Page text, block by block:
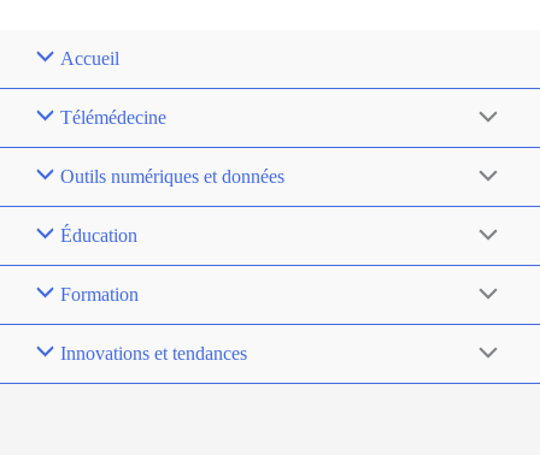
Accueil
Télémédecine
Outils numériques et données
Éducation
Formation
Innovations et tendances